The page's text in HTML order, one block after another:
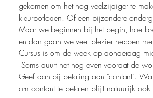
gekomen om het nog veelzijdiger te
kleurpotloden. Of een bijzondere
Maar we beginnen bij het begin, hoe
en dan gaan we veel plezier hebben
Cursus is om de week op donderdag
Soms duurt het nog even voordat de
Geef dan bij betaling aan "contant".
om contant te betalen blijft natuurlijk ook